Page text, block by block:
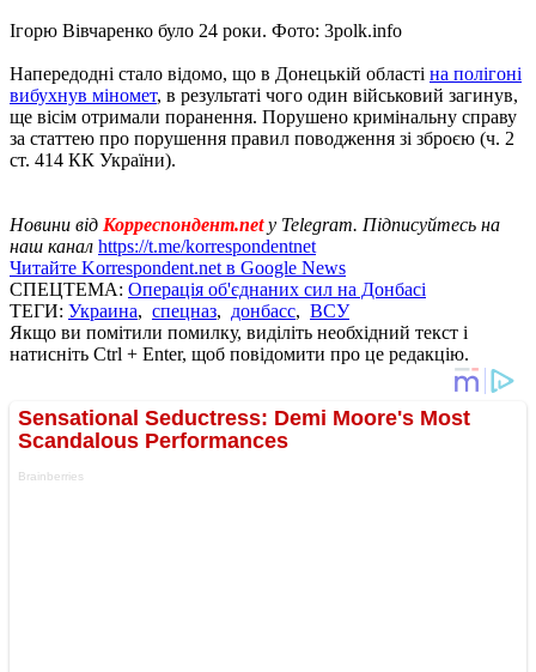
Ігорю Вівчаренко було 24 роки. Фото: 3polk.info
Напередодні стало відомо, що в Донецькій області на полігоні
вибухнув міномет, в результаті чого один військовий загинув,
ще вісім отримали поранення. Порушено кримінальну справу
за статтею про порушення правил поводження зі зброєю (ч. 2
ст. 414 КК України).
Новини від Корреспондент.net у Telegram. Підписуйтесь на
наш канал https://t.me/korrespondentnet
Читайте Korrespondent.net в Google News
СПЕЦТЕМА: Операція об'єднаних сил на Донбасі
ТЕГИ: Украина, спецназ, донбасс, ВСУ
Якщо ви помітили помилку, виділіть необхідний текст і
натисніть Ctrl + Enter, щоб повідомити про це редакцію.